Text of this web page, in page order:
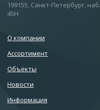
199155, Санкт-Петербург,
45Н
О компании
Ассортимент
Объекты
Новости
Информация